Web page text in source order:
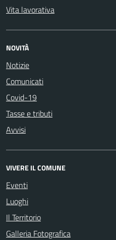
Vita lavorativa
NOVITÀ
Notizie
Comunicati
Covid-19
Tasse e tributi
Avvisi
VIVERE IL COMUNE
Eventi
Luoghi
Il Territorio
Galleria Fotografica